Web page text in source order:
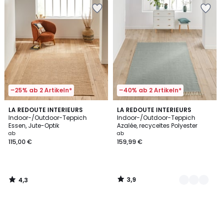
–25% ab 2 Artikeln*
LA REDOUTE INTERIEURS
Indoor-/Outdoor-Teppich
Essen, Jute-Optik
Ab
115,00
ab
115,00 €
4,3
/ 5
4,3
/
–40% ab 2 Artikeln*
LA REDOUTE INTERIEURS
Indoor-/Outdoor-Teppich
Azalée, recyceltes Polyester
ab
159,99 €
3,9
/ 5
2
Farben
3,9
/